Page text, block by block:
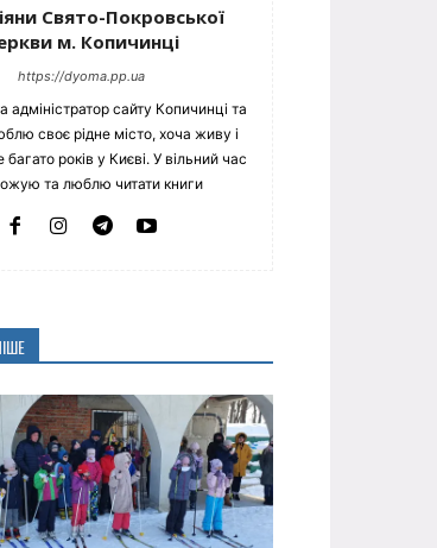
Свято-Покровської
м. Копичинці
https://dyoma.pp.ua
адміністратор сайту Копичинці та
своє рідне місто, хоча живу і
років у Києві. У вільний час
та люблю читати книги